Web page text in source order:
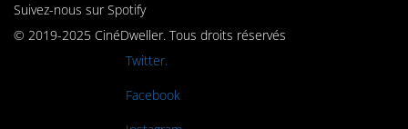
Suivez-nous sur Spotify
© 2019-2025 CinéDweller. Tous droits réservés
Twitter.
Facebook